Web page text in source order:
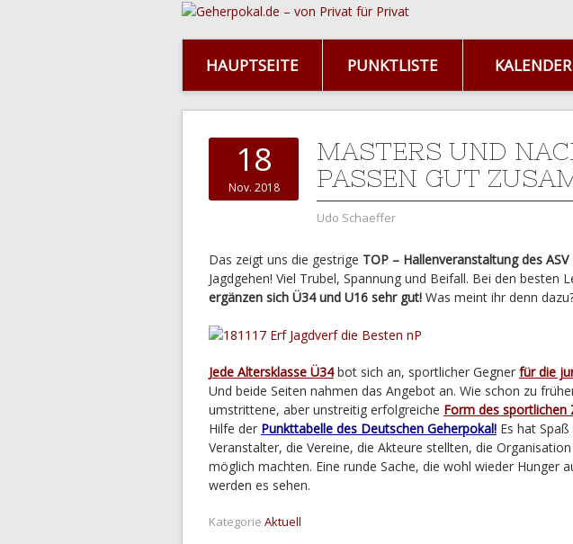
HAUPTSEITE PUNKTLISTE KALENDER
18
Nov. 2018
MASTERS UND
PASSEN GUT
Udo Schaeffer
Das zeigt uns die gestrige TOP – Hallenveranstaltung des
Jagdgehen! Viel Trubel, Spannung und Beifall. Bei den besten
ergänzen sich Ü34 und U16 sehr gut! Was meint ihr denn
Jede Altersklasse Ü34bot sich an, sportlicher Gegner für die
Und beide Seiten nahmen das Angebot an. Wie schon zu
umstrittene, aber unstreitig erfolgreiche Form des sportlichen
Hilfe der Punkttabelle des Deutschen Geherpokal! Es hat
Veranstalter, die Vereine, die Akteure stellten, die
möglich machten. Eine runde Sache, die wohl wieder Hunger
werden es sehen.
Kategorie Aktuell